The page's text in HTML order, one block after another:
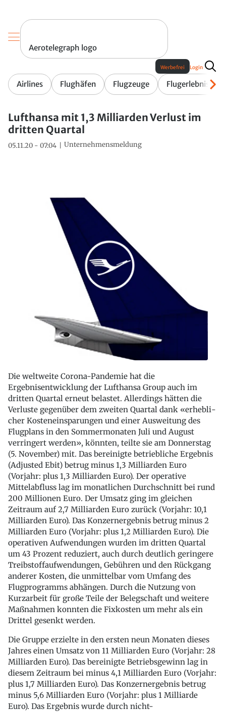
Aerotelegraph logo
Airlines Flughäfen Flugzeuge Flugerlebnis
Werbefrei Login
Lufthansa mit 1,3 Milliarden Verlust im
dritten Quartal
05.11.20 - 07:04 Unternehmensmeldung
Die weltweite Corona-Pandemie hat die
Ergebnisentwicklung der Lufthansa Group auch im
dritten Quartal erneut belastet. Allerdings hätten die
Verluste gegen­über dem zweiten Quartal dank «erhebli­
cher Kosteneinsparungen und einer Auswei­tung des
Flugplans in den Sommermonaten Juli und August
verringert werden», könnten, teilte sie am Donnerstag
(5. November) mit. Das bereinigte betriebliche Ergebnis
(Adjusted Ebit) betrug minus 1,3 Milliarden Euro
(Vorjahr: plus 1,3 Milliarden Euro). Der operative
Mittelabfluss lag im monatlichen Durchschnitt bei rund
200 Millio­nen Euro. Der Umsatz ging im gleichen
Zeitraum auf 2,7 Milliarden Euro zurück (Vorjahr: 10,1
Milliarden Euro). Das Konzernergebnis betrug minus 2
Milliarden Euro (Vorjahr: plus 1,2 Milliarden Euro). Die
operativen Aufwendungen wurden im dritten Quartal
um 43 Prozent reduziert, auch durch deutlich geringere
Treibstoffaufwendungen, Gebühren und den Rückgang
anderer Kosten, die unmittelbar vom Umfang des
Flugprogramms abhängen. Durch die Nutzung von
Kurzarbeit für große Teile der Belegschaft und weitere
Maßnahmen konnten die Fixkosten um mehr als ein
Drittel gesenkt werden.
Die Gruppe erzielte in den ersten neun Monaten dieses
Jahres einen Um­satz von 11 Milliarden Euro (Vorjahr: 28
Milliarden Euro). Das bereinigte Betriebsgewinn lag in
diesem Zeitraum bei minus 4,1 Milliarden Euro (Vorjahr:
plus 1,7 Milliarden Euro). Das Konzernergebnis betrug
minus 5,6 Milliarden Euro (Vorjahr: plus 1 Milliarde
Euro). Das Ergebnis wurde durch nicht-